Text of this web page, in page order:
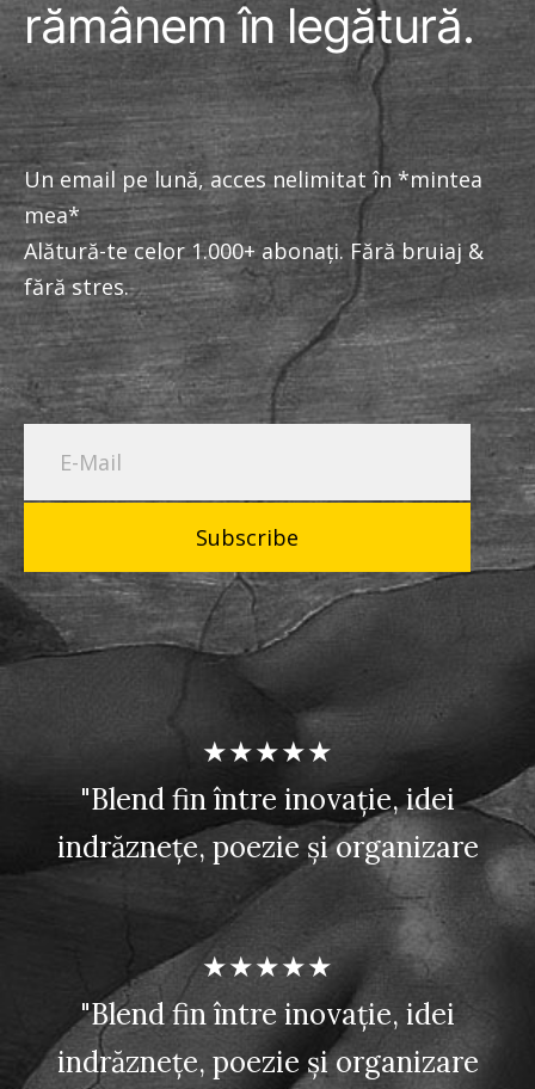
rămânem în legătură.
Un email pe lună, acces nelimitat în *mintea
mea*
Alătură-te celor 1.000+ abonați. Fără bruiaj &
fără stres.
Subscribe
★★★★★
"Blend fin între inovație, idei
indrăznețe, poezie și organizare
★★★★★
"Blend fin între inovație, idei
indrăznețe, poezie și organizare